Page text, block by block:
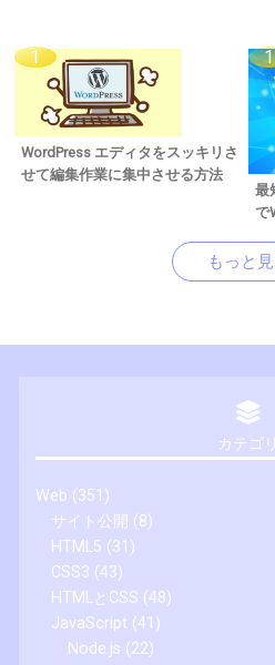
WordPress エディタをスッキリさ
せて編集作業に集中させる方法
最
で
もっと
カテゴリ
Web (351)
サイト公開
(8)
HTML5 (31)
CSS3 (43)
HTMLとCSS (48)
JavaScript (41)
Node.js (22)